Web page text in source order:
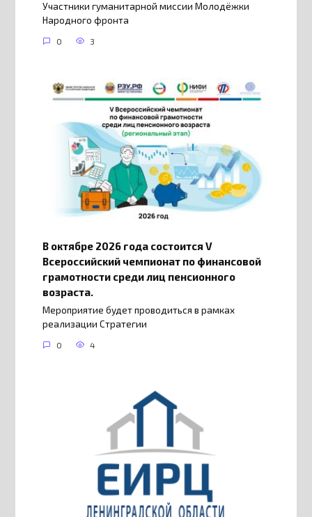
Участники гуманитарной миссии Молодёжки
Народного фронта
0 3
В октябре 2026 года состоится V
Всероссийский чемпионат по финансовой
грамотности среди лиц пенсионного
возраста.
Мероприятие будет проводиться в рамках
реализации Стратегии
0 4